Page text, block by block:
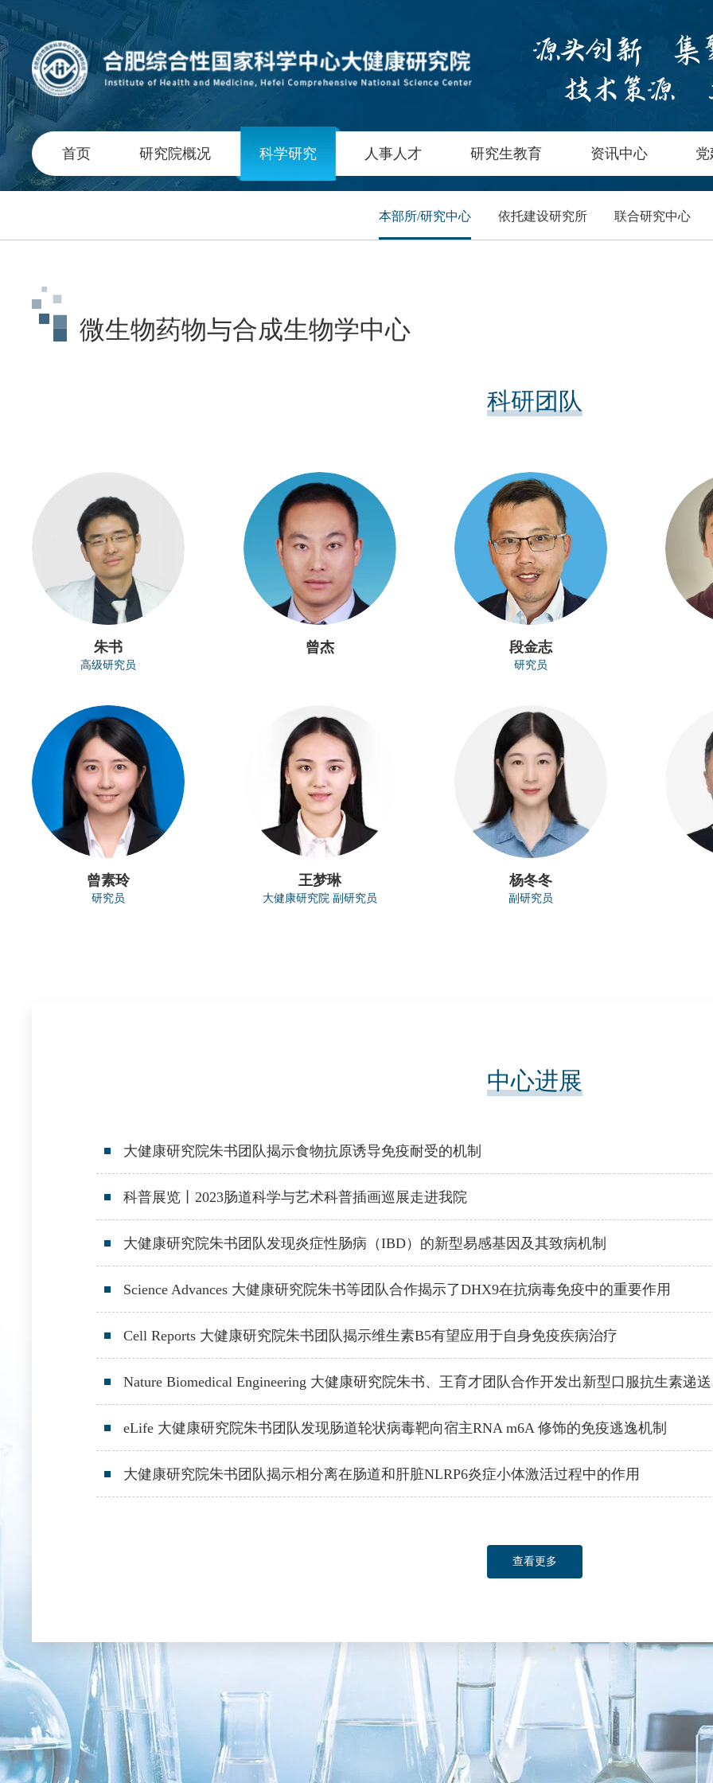
首页 研究院概况 科学研究 人事人才 研究生教育 资讯中心
本部所/研究中心 依托建设研究所 联合研究中心
微生物药物与合成生物学中心
科研团队
朱书
高级研究员
曾杰 段金志
研究员
曾素玲
研究员
王梦琳
大健康研究院 副研究员
杨冬冬
副研究员
中心进展
大健康研究院朱书团队揭示食物抗原诱导免疫耐受的机制
科普展览丨2023肠道科学与艺术科普插画巡展走进我院
大健康研究院朱书团队发现炎症性肠病（IBD）的新型易感基因及其致病机制
Science Advances 大健康研究院朱书等团队合作揭示了DHX9在抗病毒免疫中的重要作用
Cell Reports 大健康研究院朱书团队揭示维生素B5有望应用于自身免疫疾病治疗
eLife 大健康研究院朱书团队发现肠道轮状病毒靶向宿主RNA m6A 修饰的免疫逃逸机制
大健康研究院朱书团队揭示相分离在肠道和肝脏NLRP6炎症小体激活过程中的作用
查看更多